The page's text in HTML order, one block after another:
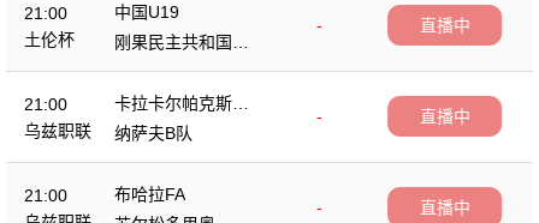
21:00
土伦杯
中国U19
-
刚果民主共和国U2
3
直播中
21:00
乌兹职联
卡拉卡尔帕克斯坦F
A
-
纳萨夫B队
直播中
21:00
布哈拉FA
-
直播中